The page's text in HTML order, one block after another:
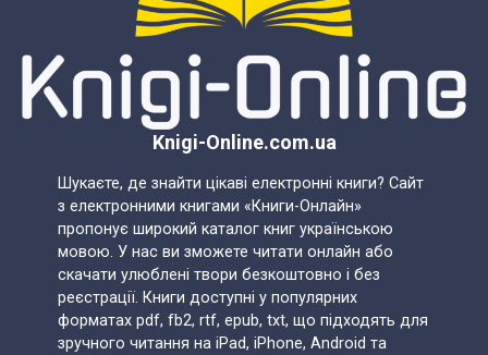
Knigi-Online.com.ua
Шукаєте, де знайти цікаві електронні книги? Сайт
з електронними книгами «Книги-Онлайн»
пропонує широкий каталог книг українською
мовою. У нас ви зможете читати онлайн або
скачати улюблені твори безкоштовно і без
реєстрації. Книги доступні у популярних
форматах pdf, fb2, rtf, epub, txt, що підходять для
зручного читання на iPad, iPhone, Android та